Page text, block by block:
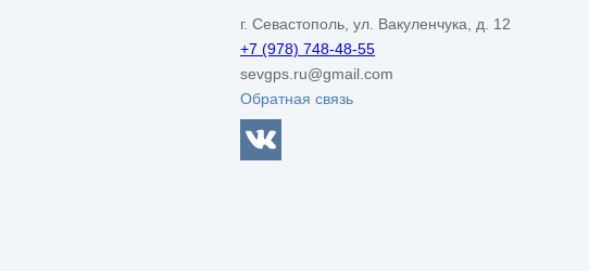
г. Севастополь, ул. Вакуленчука, д. 12
+7 (978) 748-48-55
sevgps.ru@gmail.com
Обратная связь